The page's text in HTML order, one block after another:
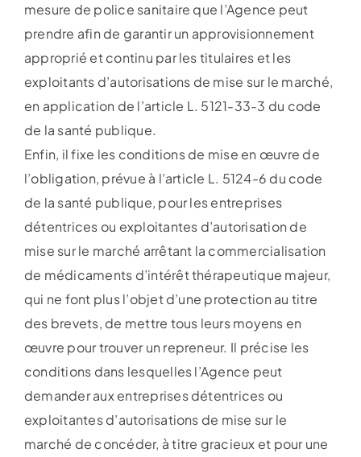
mesure de police sanitaire que l’Agence peut
prendre afin de garantir un approvisionnement
approprié et continu par les titulaires et les
exploitants d’autorisations de mise sur le marché,
en application de l’article L. 5121-33-3 du code
de la santé publique.
Enfin, il fixe les conditions de mise en œuvre de
l’obligation, prévue à l’article L. 5124-6 du code
de la santé publique, pour les entreprises
détentrices ou exploitantes d’autorisation de
mise sur le marché arrêtant la commercialisation
de médicaments d’intérêt thérapeutique majeur,
qui ne font plus l’objet d’une protection au titre
des brevets, de mettre tous leurs moyens en
œuvre pour trouver un repreneur. Il précise les
conditions dans lesquelles l’Agence peut
demander aux entreprises détentrices ou
exploitantes d’autorisations de mise sur le
marché de concéder, à titre gracieux et pour une